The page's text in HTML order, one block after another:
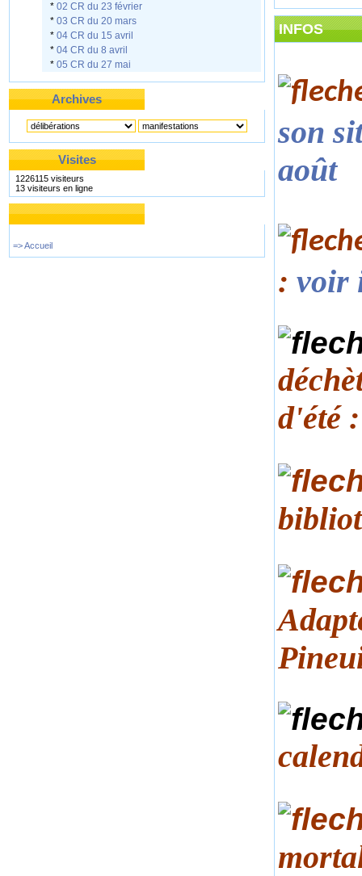
* 02 CR du 23 février
* 03 CR du 20 mars
* 04 CR du 15 avril
* 04 CR du 8 avril
* 05 CR du 27 mai
Archives
Visites
1226115 visiteurs
13 visiteurs en ligne
=> Accueil
INFOS
son
août
: voir
d'été